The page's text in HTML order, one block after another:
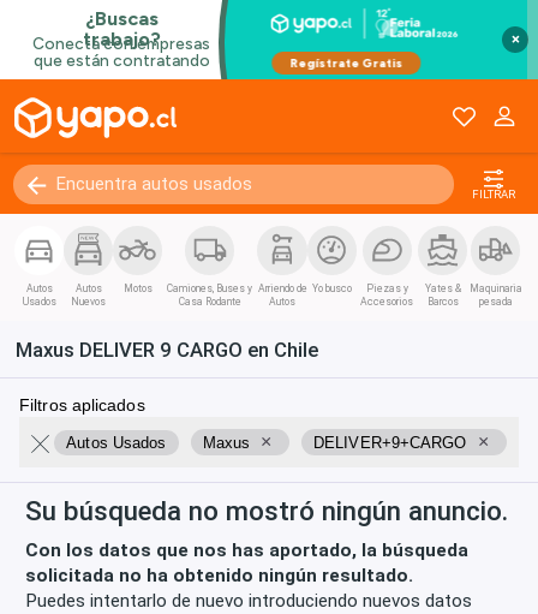
×
FILTRAR
Autos
Usados
Autos
Nuevos
Motos
Camiones, Buses y
Casa Rodante
Arriendo de
Autos
Yo busco
Piezas y
Accesorios
Yates &
Barcos
Maquinaria
pesada
Maxus DELIVER 9 CARGO en Chile
Filtros aplicados
Autos Usados Maxus × DELIVER+9+CARGO ×
Su búsqueda no mostró ningún anuncio.
Con los datos que nos has aportado, la búsqueda
solicitada no ha obtenido ningún resultado.
Puedes intentarlo de nuevo introduciendo nuevos datos
Kilómetros 0 - 250000+